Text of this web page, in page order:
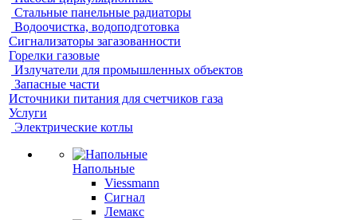
Стальные панельные радиаторы
Водоочистка, водоподготовка
Сигнализаторы загазованности
Горелки газовые
Излучатели для промышленных объектов
Запасные части
Источники питания для счетчиков газа
Услуги
Электрические котлы
Напольные
Viessmann
Сигнал
Лемакс